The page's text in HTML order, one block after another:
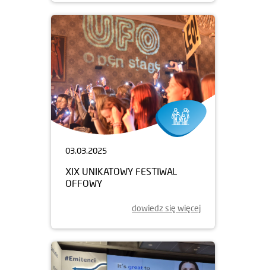
03.03.2025
XIX UNIKATOWY FESTIWAL
OFFOWY
dowiedz się więcej